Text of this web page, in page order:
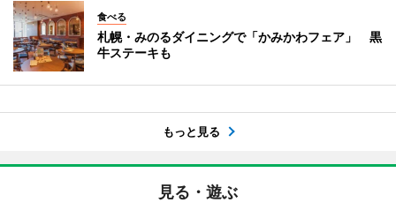
食べる
札幌・みのるダイニングで「かみかわフェア」 黒
牛ステーキも
もっと見る
見る・遊ぶ